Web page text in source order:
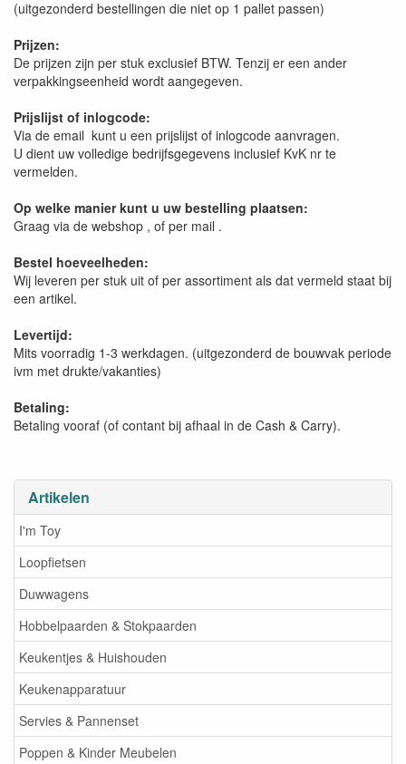
Artikelen
I'm Toy
Loopfietsen
Duwwagens
Hobbelpaarden & Stokpaarden
Keukentjes & Huishouden
Keukenapparatuur
Servies & Pannenset
Poppen & Kinder Meubelen
(uitgezonderd bestellingen die niet op 1 pallet passen)
Prijzen:
De prijzen zijn per stuk exclusief BTW. Tenzij er een ander
verpakkingseenheid wordt aangegeven.
Prijslijst of inlogcode:
Via de email kunt u een prijslijst of inlogcode aanvragen.
U dient uw volledige bedrijfsgegevens inclusief KvK nr te
vermelden.
Op welke manier kunt u uw bestelling plaatsen:
Graag via de webshop , of per mail .
Bestel hoeveelheden:
Wij leveren per stuk uit of per assortiment als dat vermeld staat bij
een artikel.
Levertijd:
Mits voorradig 1-3 werkdagen. (uitgezonderd de bouwvak periode
ivm met drukte/vakanties)
Betaling:
Betaling vooraf (of contant bij afhaal in de Cash & Carry).